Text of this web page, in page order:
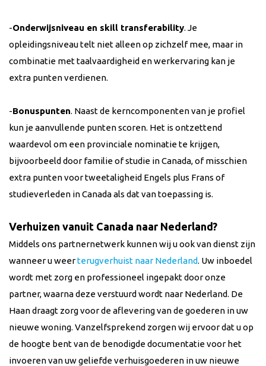
-Onderwijsniveau en skill transferability. Je
opleidingsniveau telt niet alleen op zichzelf mee, maar in
combinatie met taalvaardigheid en werkervaring kan je
extra punten verdienen.
-Bonuspunten. Naast de kerncomponenten van je profiel
kun je aanvullende punten scoren. Het is ontzettend
waardevol om een provinciale nominatie te krijgen,
bijvoorbeeld door familie of studie in Canada, of misschien
extra punten voor tweetaligheid Engels plus Frans of
studieverleden in Canada als dat van toepassing is.
Verhuizen vanuit Canada naar Nederland?
Middels ons partnernetwerk kunnen wij u ook van dienst zijn
wanneer u weerterugverhuist naar Nederland. Uw inboedel
wordt met zorg en professioneel ingepakt door onze
partner, waarna deze verstuurd wordt naar Nederland. De
Haan draagt zorg voor de aflevering van de goederen in uw
nieuwe woning. Vanzelfsprekend zorgen wij ervoor dat u op
de hoogte bent van de benodigde documentatie voor het
invoeren van uw geliefde verhuisgoederen in uw nieuwe